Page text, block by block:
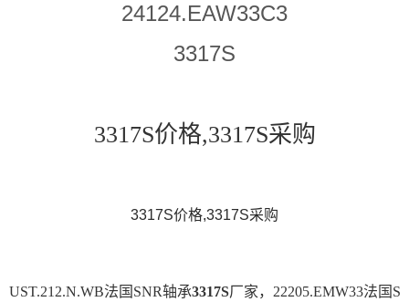
24124.EAW33C3
3317S
3317S价格,3317S采购
3317S价格,3317S采购
UST.212.N.WB法国SNR轴承3317S厂家，22205.EMW33法国S